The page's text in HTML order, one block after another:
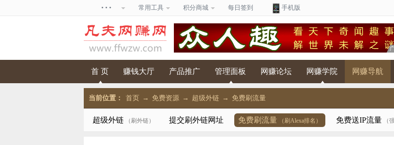
• • • 常用工具 积分商城 每日签到 手机版
首 页 赚钱大厅 产品推广 管理面板 网赚论坛 网赚学院 网赚导航
当前位置： 首页 → 免费资源 → 超级外链 → 免费刷流量
超级外链 （刷外链） 提交刷外链网址 免费刷流量 （刷Alexa排名） 免费送IP流量 （